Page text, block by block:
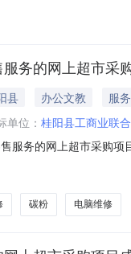
务的网上超市采
县 办公文教
服务
单位： 桂阳县工商业联
服务的网上超市采购
县报价起止时间:-二
碳粉 电脑维修